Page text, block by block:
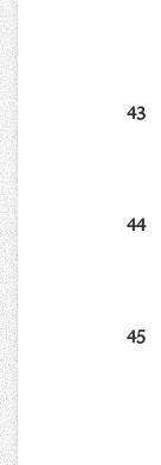
43
44
45